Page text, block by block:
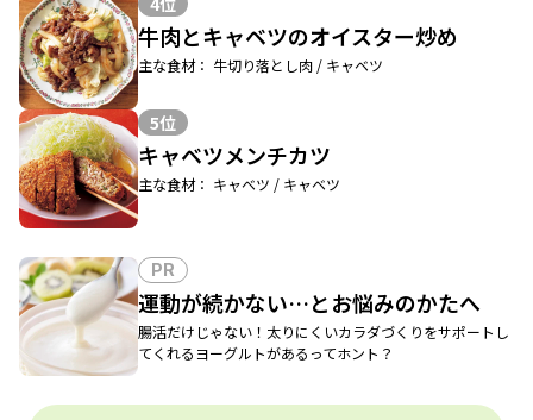
牛肉とキャベツのオイスター炒め
主な食材： 牛切り落とし肉 / キャベツ
5位
キャベツメンチカツ
主な食材： キャベツ / キャベツ
PR
運動が続かない…とお悩みのかたへ
腸活だけじゃない！太りにくいカラダづくりをサポートし
てくれるヨーグルトがあるってホント？